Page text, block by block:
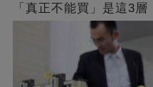
「真正不能買」是這3層